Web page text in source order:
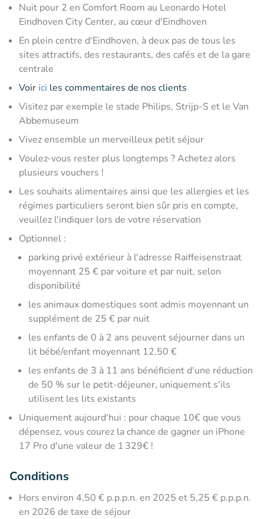
Nuit pour 2 en Comfort Room au Leonardo Hotel
Eindhoven City Center, au cœur d'Eindhoven
En plein centre d'Eindhoven, à deux pas de tous les
sites attractifs, des restaurants, des cafés et de la gare
centrale
Voir ici les commentaires de nos clients
Visitez par exemple le stade Philips, Strijp-S et le Van
Abbemuseum
Vivez ensemble un merveilleux petit séjour
Voulez-vous rester plus longtemps ? Achetez alors
plusieurs vouchers !
Les souhaits alimentaires ainsi que les allergies et les
régimes particuliers seront bien sûr pris en compte,
veuillez l'indiquer lors de votre réservation
Optionnel :
parking privé extérieur à l'adresse Raiffeisenstraat
moyennant 25 € par voiture et par nuit, selon
disponibilité
les animaux domestiques sont admis moyennant un
supplément de 25 € par nuit
les enfants de 0 à 2 ans peuvent séjourner dans un
lit bébé/enfant moyennant 12,50 €
les enfants de 3 à 11 ans bénéficient d'une réduction
de 50 % sur le petit-déjeuner, uniquement s'ils
utilisent les lits existants
Uniquement aujourd'hui : pour chaque 10€ que vous
dépensez, vous courez la chance de gagner un iPhone
17 Pro d'une valeur de 1 329€ !
Conditions
Hors environ 4,50 € p.p.p.n. en 2025 et 5,25 € p.p.p.n.
en 2026 de taxe de séjour